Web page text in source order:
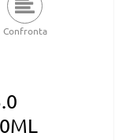
Confronta